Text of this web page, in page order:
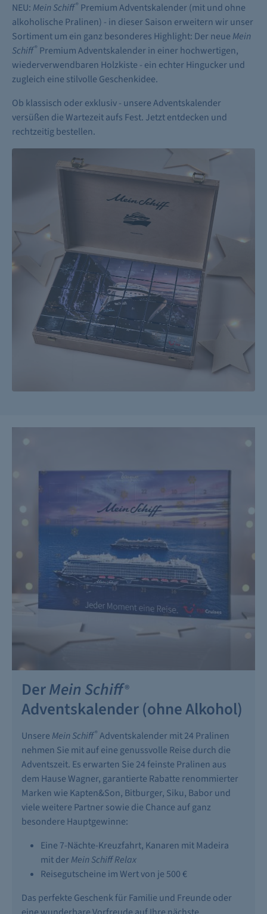
NEU: Mein Schiff® Premium Adventskalender (mit und ohne
alkoholische Pralinen) - in dieser Saison erweitern wir unser
Sortiment um ein ganz besonderes Highlight: Der neue Mein
Schiff® Premium Adventskalender in einer hochwertigen,
wiederverwendbaren Holzkiste - ein echter Hingucker und
zugleich eine stilvolle Geschenkidee.
Ob klassisch oder exklusiv - unsere Adventskalender
versüßen die Wartezeit aufs Fest. Jetzt entdecken und
rechtzeitig bestellen.
DerMein Schiff®
Adventskalender (ohne Alkohol)
Unsere Mein Schiff® Adventskalender mit 24 Pralinen
nehmen Sie mit auf eine genussvolle Reise durch die
Adventszeit. Es erwarten Sie 24 feinste Pralinen aus
dem Hause Wagner, garantierte Rabatte renommierter
Marken wie Kapten&Son, Bitburger, Siku, Babor und
viele weitere Partner sowie die Chance auf ganz
besondere Hauptgewinne:
Eine 7-Nächte-Kreuzfahrt, Kanaren mit Madeira
mit derMein Schiff Relax
Reisegutscheine im Wert von je 500 €
Das perfekte Geschenk für Familie und Freunde oder